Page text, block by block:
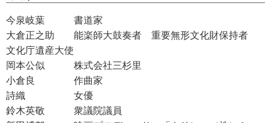
今泉岐葉 書道家
大倉正之助 能楽師大鼓奏者 重要無形文化財保持者
文化庁遺産大使
岡本公似 株式会社三杉里
小倉良 作曲家
詩織 女優
鈴木英敬 衆議院議員